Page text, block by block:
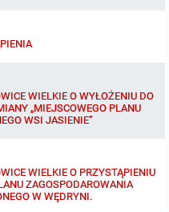
przestrzennego
WIELKIE O WYŁOŻENIU DO
„MIEJSCOWEGO PLANU
WSI JASIENIE”
WIELKIE O PRZYSTĄPIENIU
ZAGOSPODAROWANIA
W WĘDRYNI.